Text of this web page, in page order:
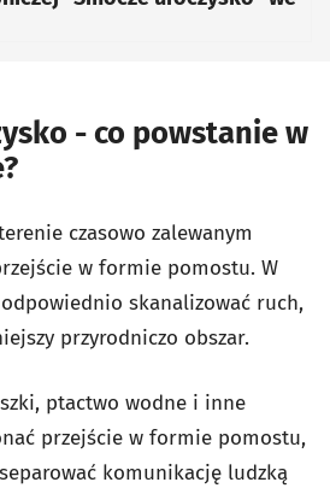
- co powstanie w
czasowo zalewanym
w formie pomostu. W
skanalizować ruch,
przyrodniczo obszar.
ptactwo wodne i inne
przejście w formie pomostu,
komunikację ludzką